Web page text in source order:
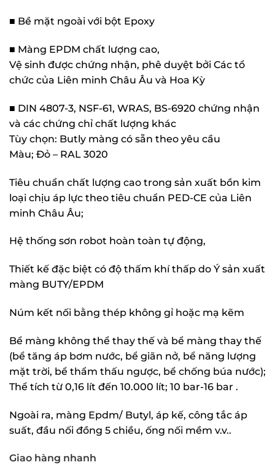
■ Bề mặt ngoài với bột Epoxy
■ Màng EPDM chất lượng cao,
Vệ sinh được chứng nhận, phê duyệt bởi Các tổ
chức của Liên minh Châu Âu và Hoa Kỳ
■ DIN 4807-3, NSF-61, WRAS, BS-6920 chứng nhận
và các chứng chỉ chất lượng khác
Tùy chọn: Butly màng có sẵn theo yêu cầu
Màu; Đỏ – RAL 3020
Tiêu chuẩn chất lượng cao trong sản xuất bồn kim
loại chịu áp lực theo tiêu chuẩn PED-CE của Liên
minh Châu Âu;
Hệ thống sơn robot hoàn toàn tự động,
Thiết kế đặc biệt có độ thấm khí thấp do Ý sản xuất
màng BUTY/EPDM
Núm kết nối bằng thép không gỉ hoặc mạ kẽm
Bể màng không thể thay thế và bể màng thay thế
(bể tăng áp bơm nước, bể giãn nở, bể năng lượng
mặt trời, bể thẩm thấu ngược, bể chống búa nước);
Thể tích từ 0,16 lít đến 10.000 lít; 10 bar-16 bar .
Ngoài ra, màng Epdm/ Butyl, áp kế, công tắc áp
suất, đầu nối đồng 5 chiều, ống nối mềm v.v..
Giao hàng nhanh